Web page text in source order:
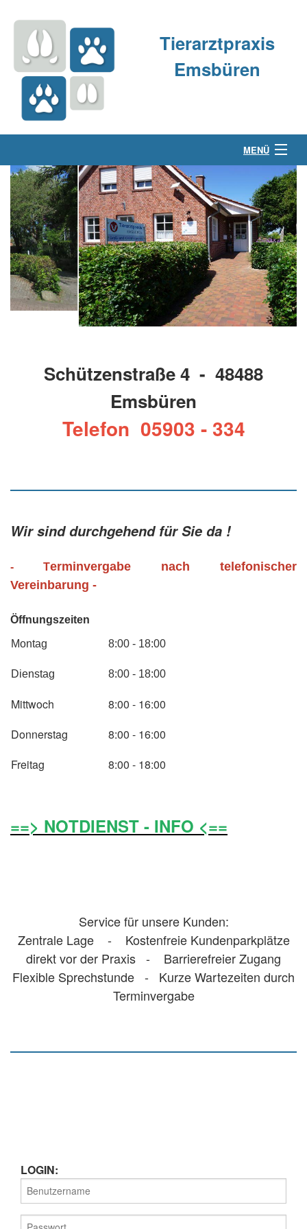
Tierarztpraxis
Emsbüren
MENÜ
Über uns
Kleintierpraxis
Großtierpraxis
Kontakt & Anfahrt
Schützenstraße 4 - 48488
Emsbüren
Telefon 05903 - 334
Wir sind durchgehend für Sie da !
- Terminvergabe nach telefonischer
Vereinbarung -
Öffnungszeiten
Montag 8:00 - 18:00
Dienstag 8:00 - 18:00
Mittwoch
8:00 - 16:00
Donnerstag
8:00 - 16:00
Freitag
8:00 - 18:00
==> NOTDIENST - INFO <==
Service für unsere Kunden:
Zentrale Lage - Kostenfreie Kundenparkplätze
direkt vor der Praxis - Barrierefreier Zugang
Flexible Sprechstunde - Kurze Wartezeiten durch
Terminvergabe
LOGIN: